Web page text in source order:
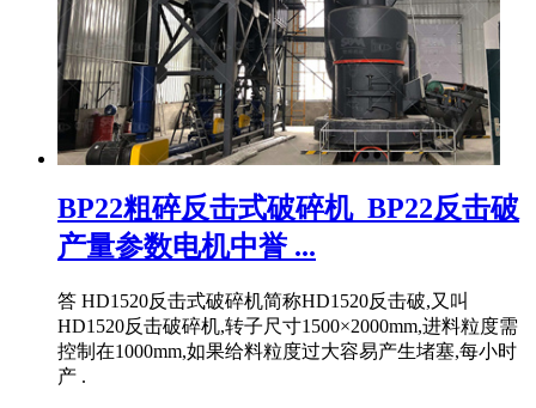
BP22粗碎反击式破碎机_BP22反击破
产量参数电机中誉 ...
答 HD1520反击式破碎机简称HD1520反击破,又叫
HD1520反击破碎机,转子尺寸1500×2000mm,进料粒度需
控制在1000mm,如果给料粒度过大容易产生堵塞,每小时
产 .